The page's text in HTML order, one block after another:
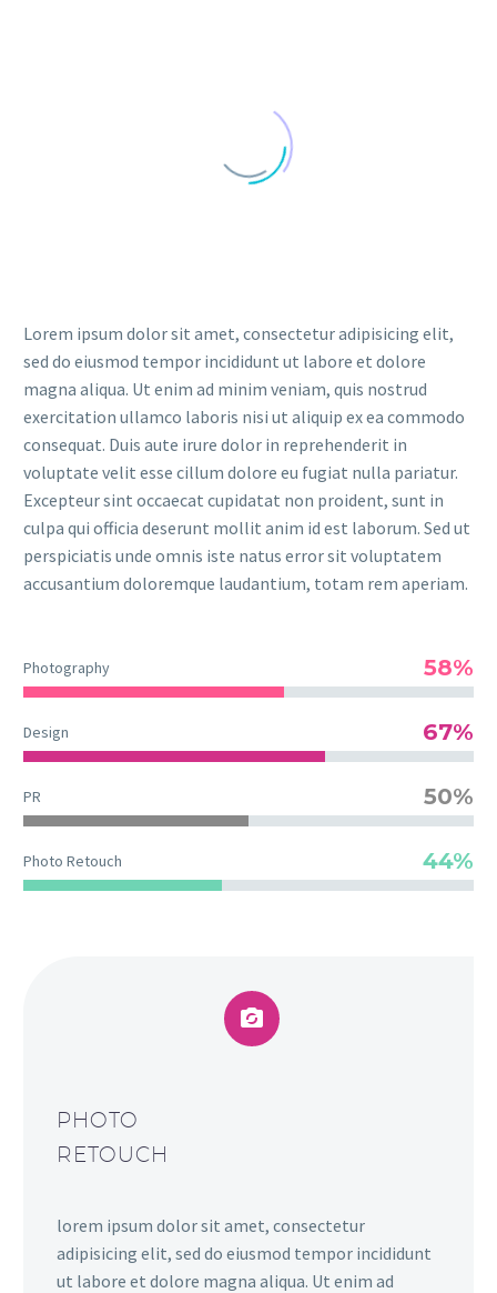
Lorem ipsum dolor sit amet, consectetur adipisicing elit,
sed do eiusmod tempor incididunt ut labore et dolore
magna aliqua. Ut enim ad minim veniam, quis nostrud
exercitation ullamco laboris nisi ut aliquip ex ea commodo
consequat. Duis aute irure dolor in reprehenderit in
voluptate velit esse cillum dolore eu fugiat nulla pariatur.
Excepteur sint occaecat cupidatat non proident, sunt in
culpa qui officia deserunt mollit anim id est laborum. Sed ut
perspiciatis unde omnis iste natus error sit voluptatem
accusantium doloremque laudantium, totam rem aperiam.
Photography 58%
Design 67%
PR 50%
Photo Retouch 44%


PHOTO
RETOUCH
lorem ipsum dolor sit amet, consectetur
adipisicing elit, sed do eiusmod tempor incididunt
ut labore et dolore magna aliqua. Ut enim ad